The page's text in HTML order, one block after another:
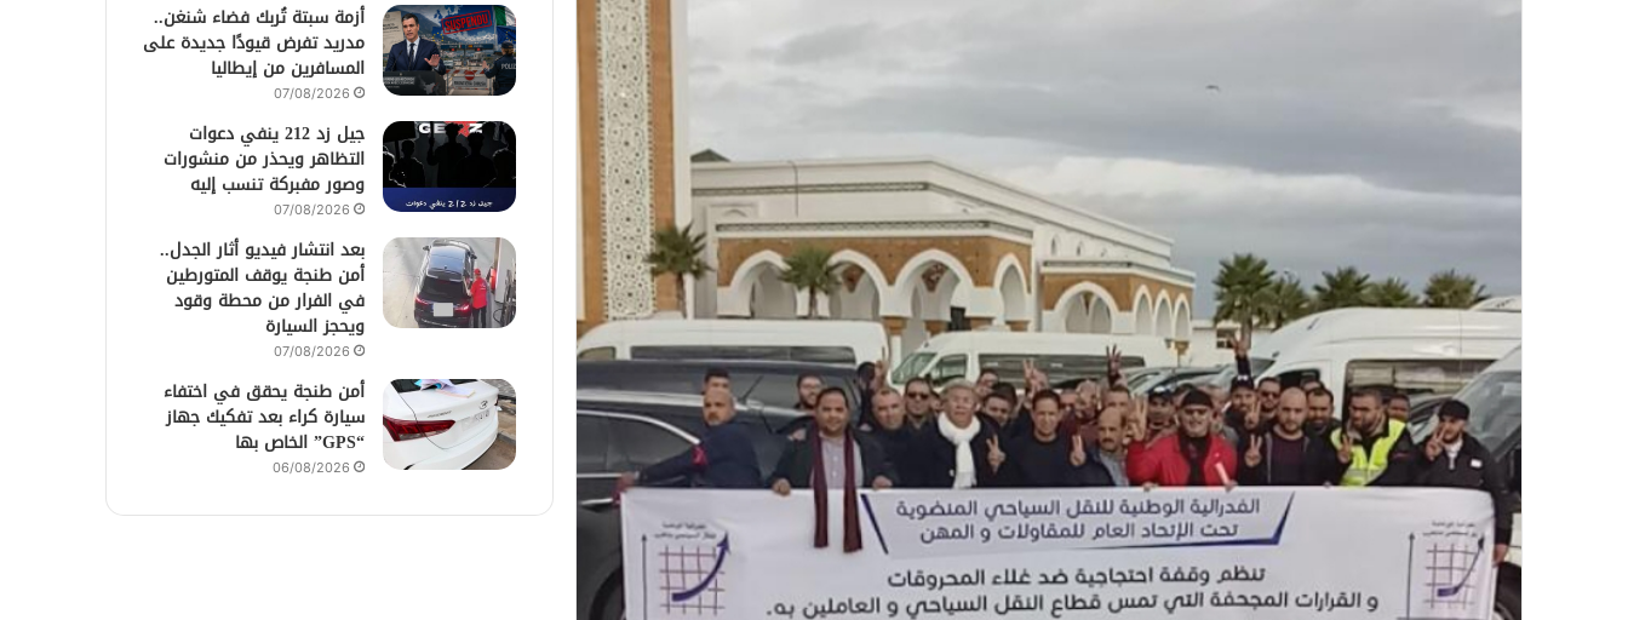
أزمة سبتة تُربك فضاء شنغن..
مدريد تفرض قيودًا جديدة على
المسافرين من إيطاليا
07/08/2026
جيل زد 212 ينفي دعوات
التظاهر ويحذر من منشورات
وصور مفبركة تنسب إليه
07/08/2026
بعد انتشار فيديو أثار الجدل..
أمن طنجة يوقف المتورطين
في الفرار من محطة وقود
ويحجز السيارة
07/08/2026
أمن طنجة يحقق في اختفاء
سيارة كراء بعد تفكيك جهاز
“GPS” الخاص بها
06/08/2026